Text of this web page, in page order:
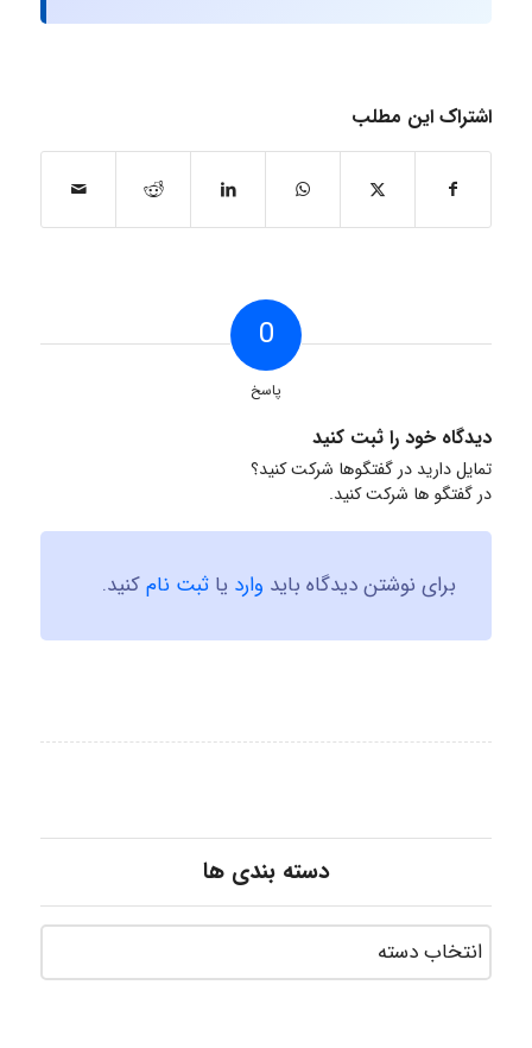
اشتراک این مطلب
0
پاسخ
دیدگاه خود را ثبت کنید
تمایل دارید در گفتگوها شرکت کنید؟
در گفتگو ها شرکت کنید.
برای نوشتن دیدگاه باید وارد یا ثبت نامکنید.
دسته بندی ها